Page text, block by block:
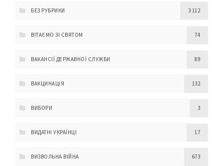
БЕЗ РУБРИКИ 3 112
ВІТАЄМО ЗІ СВЯТОМ 74
ВАКАНСІЇ ДЕРЖАВНОЇ СЛУЖБИ 89
ВАКЦИНАЦІЯ 132
ВИБОРИ 3
ВИДАТНІ УКРАЇНЦІ 17
ВИЗВОЛЬНА ВІЙНА 673